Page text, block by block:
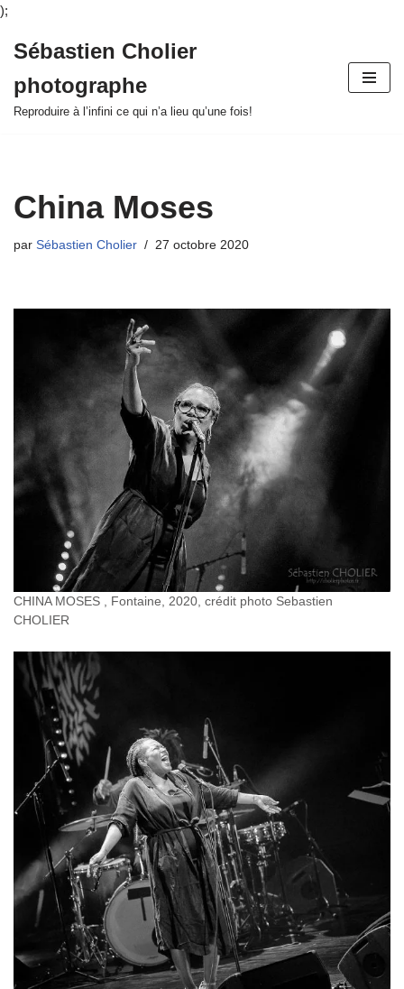
);
au
contenu
Sébastien Cholier
photographe
Reproduire à l’infini ce qui n’a lieu qu’une fois!
China Moses
par Sébastien Cholier 27 octobre 2020
CHINA MOSES , Fontaine, 2020, crédit photo Sebastien
CHOLIER